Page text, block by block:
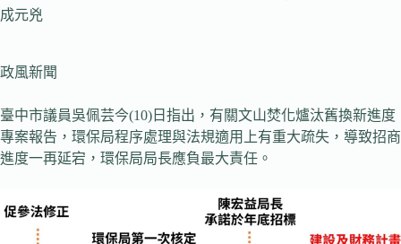
成元兇
政風新聞
臺中市議員吳佩芸今(10)日指出，有關文山焚化爐汰舊換新進度
專案報告，環保局程序處理與法規適用上有重大疏失，導致招商
進度一再延宕，環保局局長應負最大責任。